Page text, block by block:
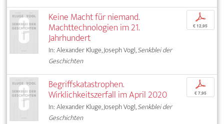
Keine Macht für niemand.
Machttechnologien im 21.
Jahrhundert
In: Alexander Kluge, Joseph Vogl,Senkblei der
Geschichten
p
€ 12,95
Begriffskatastrophen.
Wirklichkeitszerfall im April 2020
In: Alexander Kluge, Joseph Vogl,Senkblei der
Geschichten
p
€ 7,95